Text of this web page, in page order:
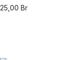
25,00 Br